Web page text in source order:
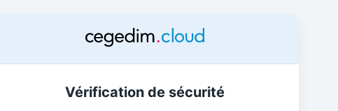
Vérification de sécurité